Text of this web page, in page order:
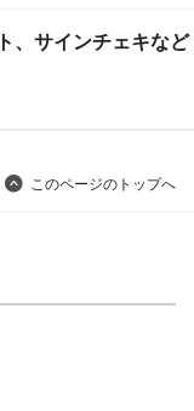
、サインチェキなど
このページのトップへ